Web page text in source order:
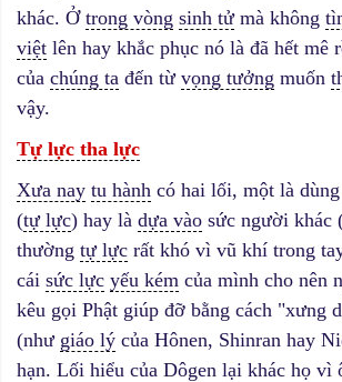
khác. Ở trong vòng sinh tửmà không
việt lên hay khắc phục nó là đã hết mê
của chúng ta đến từ vọng tưởng muốn
vậy.
Tự lực tha lực
Xưa nay tu hành có hai lối, một là
(tự lực) hay là dựa vào sức người khác
thường tự lực rất khó vì vũ khí trong
cái sức lực yếu kém của mình cho nên
kêu gọi Phật giúp đỡ bằng cách "xưng
(như giáo lý của Hônen, Shinran hay
hạn. Lối hiểu của Dôgen lại khác họ vì